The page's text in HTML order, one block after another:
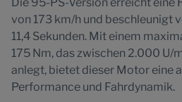
von 173 km/h und beschleunigt
11,4 Sekunden. Mit einem
175 Nm, das zwischen 2.000 U/
anlegt, bietet dieser Motor eine
Performance und Fahrdynamik.